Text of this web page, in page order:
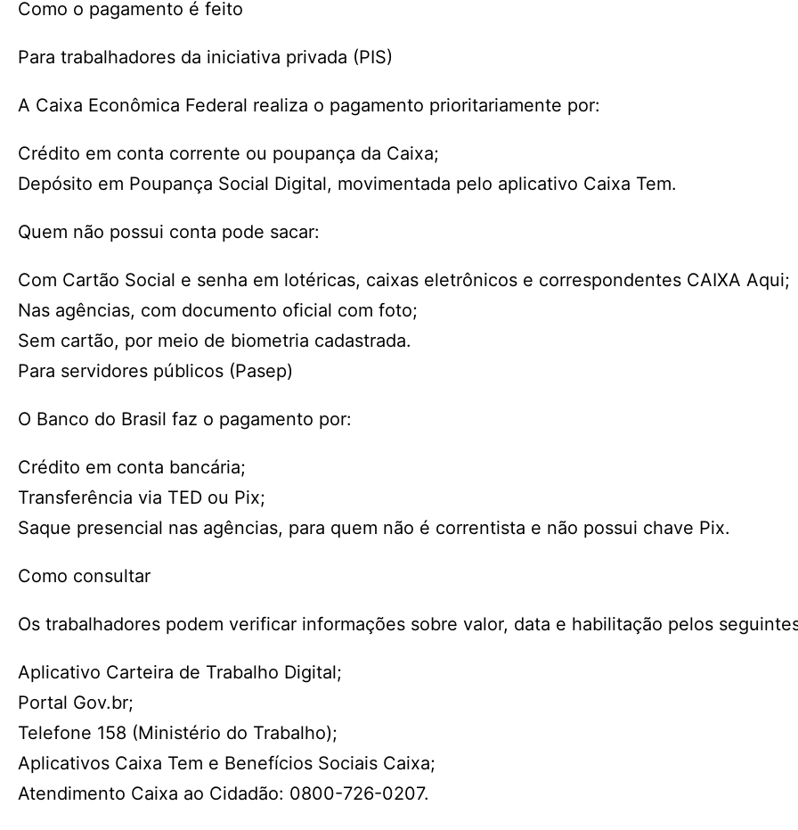
Como o pagamento é feito
Para trabalhadores da iniciativa privada (PIS)
A Caixa Econômica Federal realiza o pagamento prioritariamente por:
Crédito em conta corrente ou poupança da Caixa;
Depósito em Poupança Social Digital, movimentada pelo aplicativo Caixa Tem.
Quem não possui conta pode sacar:
Com Cartão Social e senha em lotéricas, caixas eletrônicos e correspondentes CAIXA Aqui;
Nas agências, com documento oficial com foto;
Sem cartão, por meio de biometria cadastrada.
Para servidores públicos (Pasep)
O Banco do Brasil faz o pagamento por:
Crédito em conta bancária;
Transferência via TED ou Pix;
Saque presencial nas agências, para quem não é correntista e não possui chave Pix.
Como consultar
Os trabalhadores podem verificar informações sobre valor, data e habilitação pelos
Aplicativo Carteira de Trabalho Digital;
Portal Gov.br;
Telefone 158 (Ministério do Trabalho);
Aplicativos Caixa Tem e Benefícios Sociais Caixa;
Atendimento Caixa ao Cidadão: 0800-726-0207.